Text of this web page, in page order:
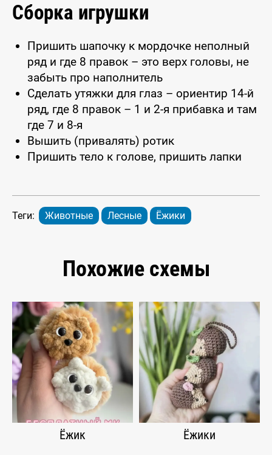
Сборка игрушки
Пришить шапочку к мордочке неполный
ряд и где 8 правок – это верх головы, не
забыть про наполнитель
Сделать утяжки для глаз – ориентир 14-й
ряд, где 8 правок – 1 и 2-я прибавка и там
где 7 и 8-я
Вышить (привалять) ротик
Пришить тело к голове, пришить лапки
Теги: Животные Лесные Ёжики
Похожие схемы
Ёжик Ёжики